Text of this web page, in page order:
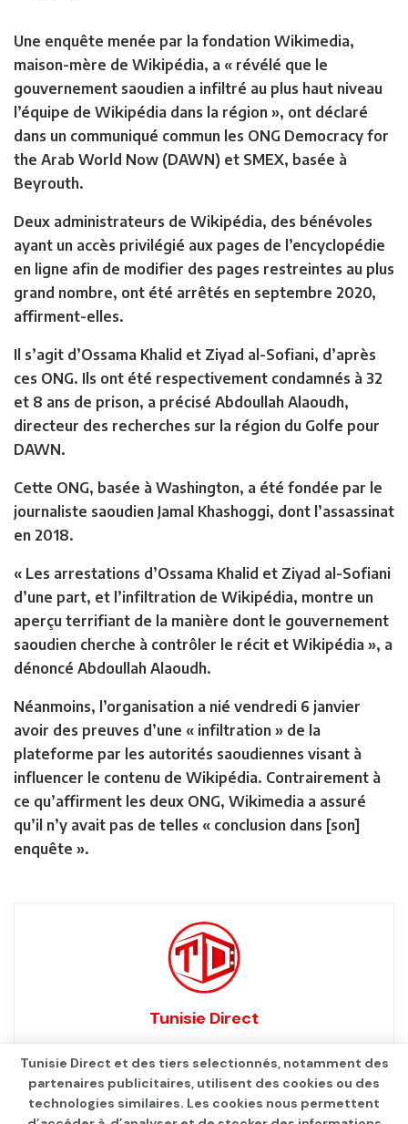
Une enquête menée par la fondation Wikimedia,
maison-mère de Wikipédia, a « révélé que le
gouvernement saoudien a infiltré au plus haut niveau
l’équipe de Wikipédia dans la région », ont déclaré
dans un communiqué commun les ONG Democracy for
the Arab World Now (DAWN) et SMEX, basée à
Beyrouth.
Deux administrateurs de Wikipédia, des bénévoles
ayant un accès privilégié aux pages de l’encyclopédie
en ligne afin de modifier des pages restreintes au plus
grand nombre, ont été arrêtés en septembre 2020,
affirment-elles.
Il s’agit d’Ossama Khalid et Ziyad al-Sofiani, d’après
ces ONG. Ils ont été respectivement condamnés à 32
et 8 ans de prison, a précisé Abdoullah Alaoudh,
directeur des recherches sur la région du Golfe pour
DAWN.
Cette ONG, basée à Washington, a été fondée par le
journaliste saoudien Jamal Khashoggi, dont l’assassinat
en 2018.
« Les arrestations d’Ossama Khalid et Ziyad al-Sofiani
d’une part, et l’infiltration de Wikipédia, montre un
aperçu terrifiant de la manière dont le gouvernement
saoudien cherche à contrôler le récit et Wikipédia », a
dénoncé Abdoullah Alaoudh.
Néanmoins, l’organisation a nié vendredi 6 janvier
avoir des preuves d’une « infiltration » de la
plateforme par les autorités saoudiennes visant à
influencer le contenu de Wikipédia. Contrairement à
ce qu’affirment les deux ONG, Wikimedia a assuré
qu’il n’y avait pas de telles « conclusion dans [son]
enquête ».
Tunisie Direct
Tunisie Direct et des tiers selectionnés, notamment des
partenaires publicitaires, utilisent des cookies ou des
technologies similaires. Les cookies nous permettent